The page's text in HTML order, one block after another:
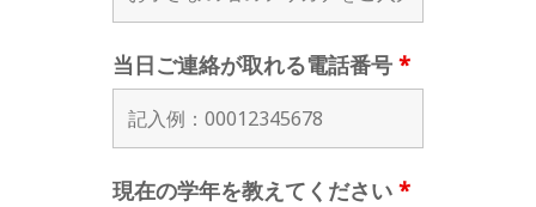
当日ご連絡が取れる電話番号 *
現在の学年を教えてください *